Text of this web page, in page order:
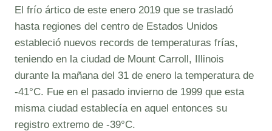
El frío ártico de este enero 2019 que se trasladó
hasta regiones del centro de Estados Unidos
estableció nuevos records de temperaturas frías,
teniendo en la ciudad de Mount Carroll, Illinois
durante la mañana del 31 de enero la temperatura de
-41°C. Fue en el pasado invierno de 1999 que esta
misma ciudad establecía en aquel entonces su
registro extremo de -39°C.